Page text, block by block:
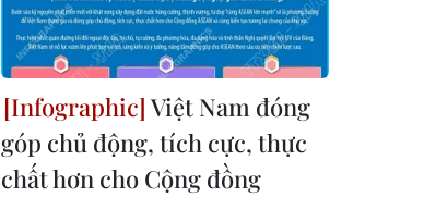
Việt Nam đóng
góp chủ động, tích cực, thực
chất hơn cho Cộng đồng